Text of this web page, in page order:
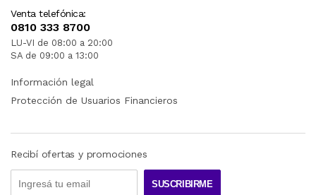
Venta telefónica:
0810 333 8700
LU-VI de 08:00 a 20:00
SA de 09:00 a 13:00
Información legal
Protección de Usuarios Financieros
Recibí ofertas y promociones
SUSCRIBIRME